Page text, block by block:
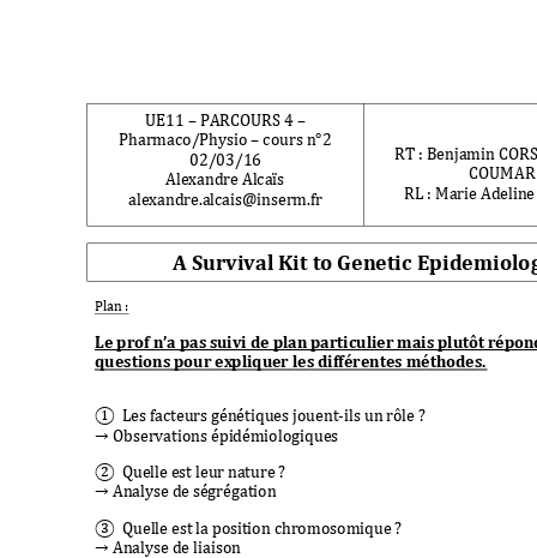
UE11 – PARCOURS 4 –
Pharmaco/Physio – cours n°2
02/03/16
Alexandre Alcaïs
alexandre.alcais@inserm.fr
RT : Benjamin
COUMAR
RL : Marie Adeline
A Survival Kit to Genetic
Plan :
Le prof n’a pas suivi de plan particulier mais plutôt rép
questions pour expliquer les différentes méthodes.
① Les facteurs génétiques jouent-ils un rôle ?
→ Observations épidémiologiques
② Quelle est leur nature ?
→ Analyse de ségrégation
③
  Quelle est la pos
ition chromosomique ?
→ Analyse de liaison